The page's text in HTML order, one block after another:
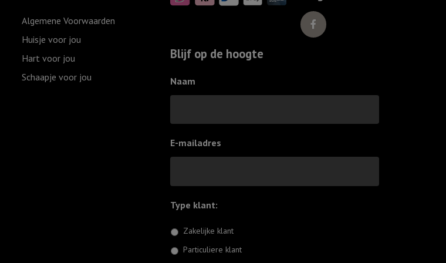
geboren
het
water
aantal
Algemene Voorwaarden
Huisje voor jou
Hart voor jou
Schaapje voor jou
Blijf op de hoogte
Naam
E-mailadres
Type klant:
Zakelijke klant
Particuliere klant